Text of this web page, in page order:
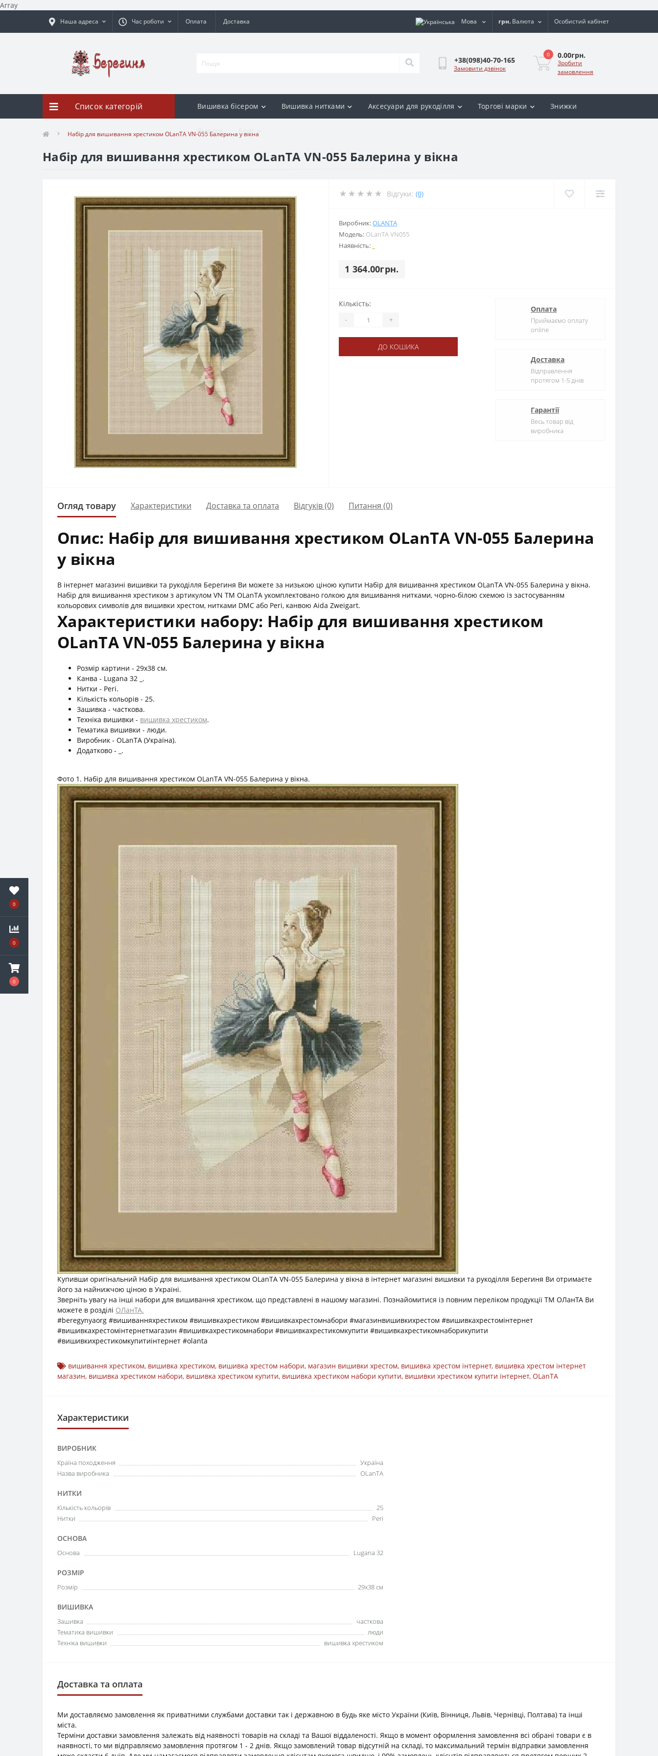
Array
0
0
0
Наша адреса Час роботи Оплата Доставка Мова грн. Валюта Особистий кабінет
+38(098)40-70-165
Замовити дзвінок
0 0.00грн.
Зробити
замовлення
Список категорій Вишивка бісером Вишивка нитками Аксесуари для рукоділля Торгові марки Знижки
Відгуки Блог
Набір для вишивання хрестиком OLanTА VN-055 Балерина у вікна
Набір для вишивання хрестиком OLanTА VN-055 Балерина у вікна
Відгуки: (0)
Виробник:OLANTА
Модель: OLanTА VN055
Наявність:
1 364.00грн.
Кількість:
- +
ДО КОШИКА
Оплата
Приймаємо оплату
online
Доставка
Відправлення
протягом 1-5 днів
Гарантії
Весь товар від
виробника
Огляд товару Характеристики Доставка та оплата Відгуків (0) Питання (0)
Опис: Набір для вишивання хрестиком OLanTА VN-055 Балерина
у вікна
В інтернет магазині вишивки та рукоділля Берегиня Ви можете за низькою ціною купити Набір для вишивання хрестиком OLanTА VN-055 Балерина у вікна.
Набір для вишивання хрестиком з артикулом VN ТМ OLanTА укомплектовано голкою для вишивання нитками, чорно-білою схемою із застосуванням
кольорових символів для вишивки хрестом, нитками DMC або Peri, канвою Aida Zweigart.
Характеристики набору: Набір для вишивання хрестиком
OLanTА VN-055 Балерина у вікна
Розмір картини - 29х38 см.
Канва - Lugana 32 _.
Нитки - Peri.
Кількість кольорів - 25.
Зашивка - часткова.
Техніка вишивки - вишивка хрестиком.
Тематика вишивки - люди.
Виробник - OLanTА (Україна).
Додатково - _.
Фото 1. Набір для вишивання хрестиком OLanTА VN-055 Балерина у вікна.
Купивши оригінальний Набір для вишивання хрестиком OLanTА VN-055 Балерина у вікна в інтернет магазині вишивки та рукоділля Берегиня Ви отримаєте
його за найнижчою ціною в Україні.
Зверніть увагу на інші набори для вишивання хрестиком, що представлені в нашому магазині. Познайомитися із повним переліком продукції ТМ ОЛанТА Ви
можете в розділі ОЛанТА.
#beregynyaorg #вишиванняхрестиком #вишивкахрестиком #вишивкахрестомнабори #магазинвишивкихрестом #вишивкахрестомінтернет
#вишивкахрестомінтернетмагазин #вишивкахрестикомнабори #вишивкахрестикомкупити #вишивкахрестикомнаборикупити
#вишивкихрестикомкупитиінтернет #olanta
вишивання хрестиком, вишивка хрестиком, вишивка хрестом набори, магазин вишивки хрестом, вишивка хрестом інтернет, вишивка хрестом інтернет
магазин, вишивка хрестиком набори, вишивка хрестиком купити, вишивка хрестиком набори купити, вишивки хрестиком купити інтернет, OLanTА
Характеристики
ВИРОБНИК
Країна походження
Україна
Назва виробника
OLanTА
НИТКИ
Кількість кольорів
25
Нитки
Peri
ОСНОВА
Основа Lugana 32
РОЗМІР
Розмір 29х38 см
ВИШИВКА
Зашивка
часткова
Тематика вишивки
люди
Техніка вишивки
вишивка хрестиком
Доставка та оплата
Ми доставляємо замовлення як приватними службами доставки так і державною в будь яке місто України (Київ, Вінниця, Львів, Чернівці, Полтава) та інші
міста.
Терміни доставки замовлення залежать від наявності товарів на складі та Вашої віддаленості. Якщо в момент оформлення замовлення всі обрані товари є в
наявності, то ми відправляємо замовлення протягом 1 - 2 днів. Якщо замовлений товар відсутній на складі, то максимальний термін відправки замовлення